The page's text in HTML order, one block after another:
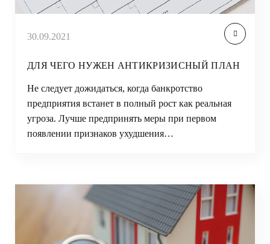
30.09.2021
ДЛЯ ЧЕГО НУЖЕН АНТИКРИЗИСНЫЙ ПЛАН
Не следует дожидаться, когда банкротство
предприятия встанет в полный рост как реальная
угроза. Лучше предпринять меры при первом
появлении признаков ухудшения…